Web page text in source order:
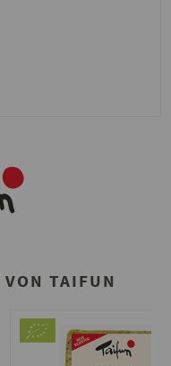
TAIFUN